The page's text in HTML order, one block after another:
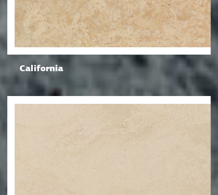
California